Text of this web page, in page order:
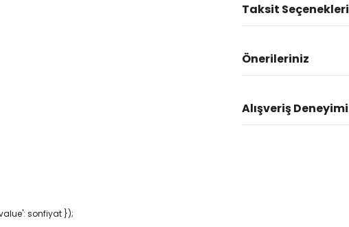
Taksit Seçenekleri
Önerileriniz
Alışveriş Deneyimi
sonfiyat });